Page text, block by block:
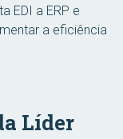
EDI a ERP e
a eficiência
Líder